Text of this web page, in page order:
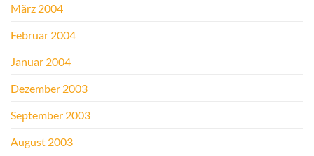
März 2004
Februar 2004
Januar 2004
Dezember 2003
September 2003
August 2003